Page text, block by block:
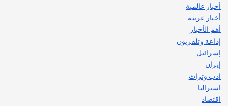
أخبار عالمية
أخبار عربية
أهم الأخبار
إذاعة وتلفزيون
إسرائيل
إيران
ادب وتراث
استراليا
اقتصاد